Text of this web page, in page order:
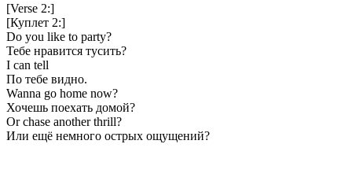
[Verse 2:]
[Куплет 2:]
Do you like to party?
Тебе нравится тусить?
I can tell
По тебе видно.
Wanna go home now?
Хочешь поехать домой?
Or chase another thrill?
Или ещё немного острых ощущений?